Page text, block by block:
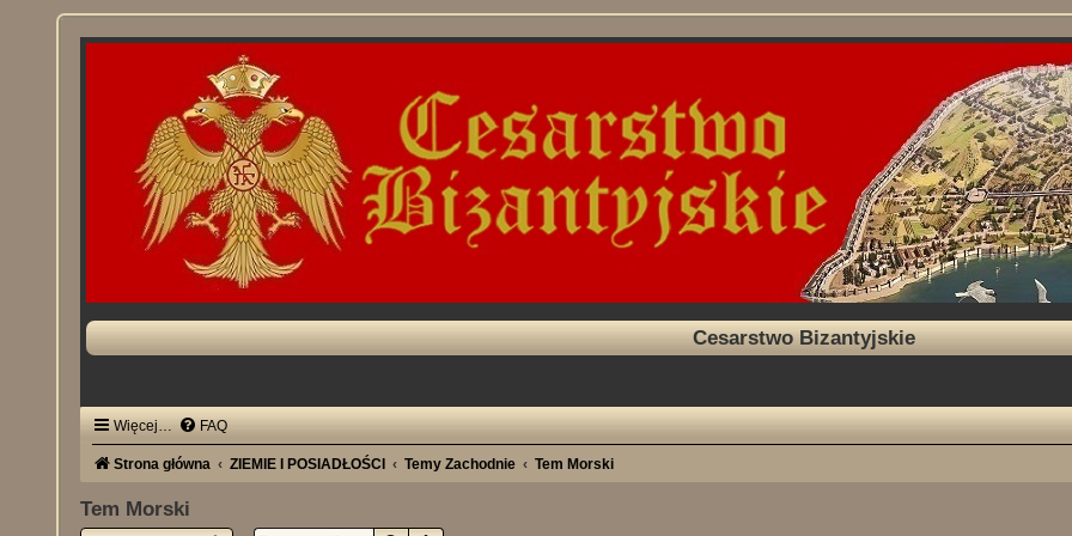
Cesarstwo Bizantyjskie
Więcej… FAQ
Strona główna ZIEMIE I POSIADŁOŚCI Temy Zachodnie Tem Morski
Tem Morski